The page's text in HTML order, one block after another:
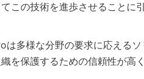
この技術を進歩させることに
多様な分野の要求に応える
を保護するための信頼性が高